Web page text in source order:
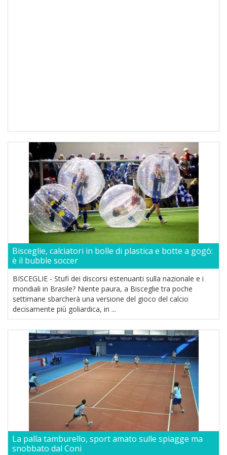
Bisceglie, calciatori in bolle di plastica e botte a gogò:
è il bubble soccer
BISCEGLIE - Stufi dei discorsi estenuanti sulla nazionale e i
mondiali in Brasile? Niente paura, a Bisceglie tra poche
settimane sbarcherà una versione del gioco del calcio
decisamente più goliardica, in ...
La palla tamburello, sport amato sulle spiagge ma
snobbato dal Coni